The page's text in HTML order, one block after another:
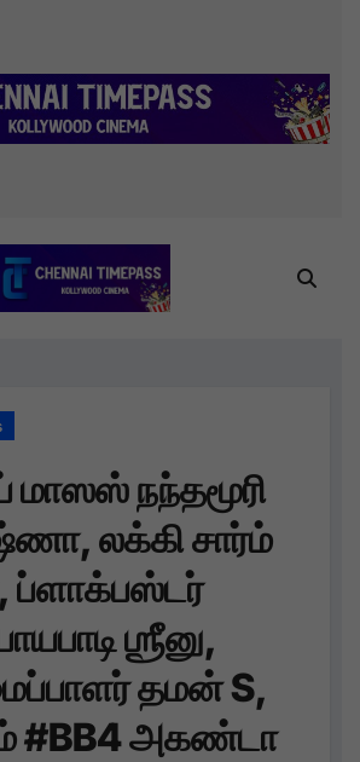
நந்தமூரி
லக்கி சார்ம்
ப்ளாக்பஸ்டர்
ஶ்ரீனு,
தமன் S,
#BB4 அகண்டா